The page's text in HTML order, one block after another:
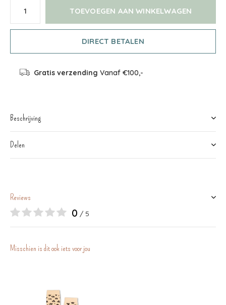
TOEVOEGEN AAN WINKELWAGEN
DIRECT BETALEN
Gratis verzending Vanaf €100,-
Beschrijving
Delen
Reviews
0 / 5
Misschien is dit ook iets voor jou